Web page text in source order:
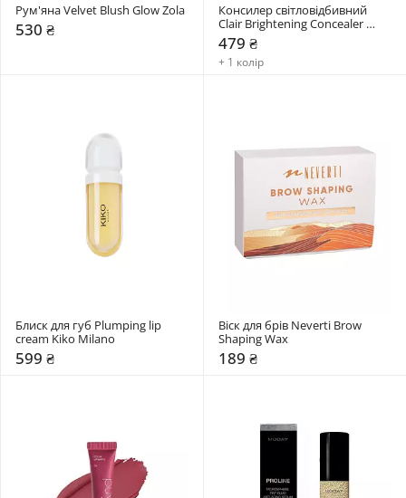
Рум'яна Velvet Blush Glow Zola
530 ₴
Консилер світловідбивний
Clair Brightening Concealer
Paese
479 ₴
+ 1 колір
Блиск для губ Plumping lip
cream Kiko Milano
599 ₴
Віск для брів Neverti Brow
Shaping Wax
189 ₴